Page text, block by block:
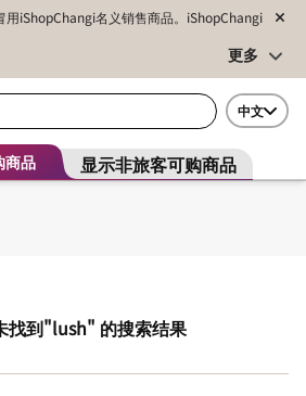
用iShopChangi名义销售商品。iShopChangi
更多
中文
商品 显示非旅客可购商品
找到"lush" 的搜索结果